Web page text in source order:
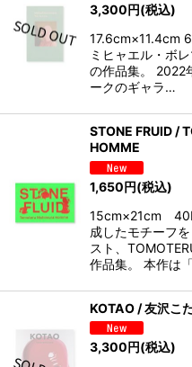
3,300円(税込)
17.6cm×11.4cm
ミヒャエル・ボ
の作品集。 2022
ークのギャラ…
STONE FRUID /
HOMME
1,650円(税込)
15cm×21cm
成したモチーフ
スト、
作品集。 本作は
KOTAO / 友沢こ
3,300 円(税込)